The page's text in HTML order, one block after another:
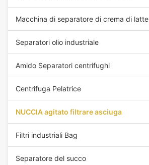
Macchina di separatore di crema di latte
Separatori olio industriale
Amido Separatori centrifughi
Centrifuga Pelatrice
NUCCIA agitato filtrare asciuga
Filtri industriali Bag
Separatore del succo